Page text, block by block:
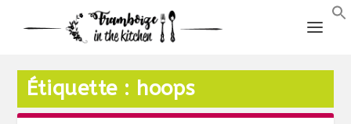
Étiquette : hoops